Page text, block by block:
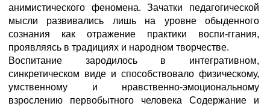
анимистического феномена. Зачатки педагогической
мысли развивались лишь на уровне обыденного
сознания как отражение практики воспи-ггания,
проявляясь в традициях и народном творчестве.
Воспитание зародилось в интегративном,
синкретическом виде и способствовало физическому,
умственному и нравственно-эмоциональному
взрослению первобытного человека Содержание и